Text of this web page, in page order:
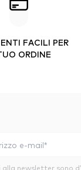
FACILI PER
ORDINE
alla newsletter sono